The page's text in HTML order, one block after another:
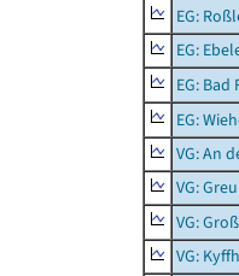
EG:
EG:
EG:
EG:
VG: An
VG:
VG:
VG: